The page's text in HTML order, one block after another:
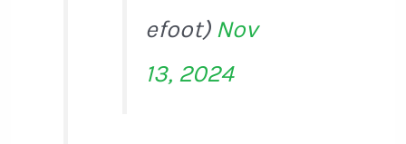
efoot) Nov
13, 2024